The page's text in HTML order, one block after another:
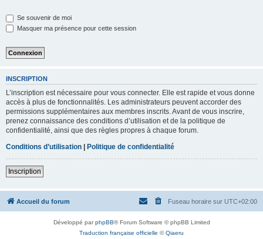
Se souvenir de moi
Masquer ma présence pour cette session
INSCRIPTION
L’inscription est nécessaire pour vous connecter. Elle est rapide et vous donne
accès à plus de fonctionnalités. Les administrateurs peuvent accorder des
permissions supplémentaires aux membres inscrits. Avant de vous inscrire,
prenez connaissance des conditions d’utilisation et de la politique de
confidentialité, ainsi que des règles propres à chaque forum.
Conditions d’utilisation | Politique de confidentialité
Inscription
Accueil du forum Fuseau horaire sur UTC+02:00
Développé parphpBB® Forum Software © phpBB Limited
Traduction française officielle ©Qiaeru